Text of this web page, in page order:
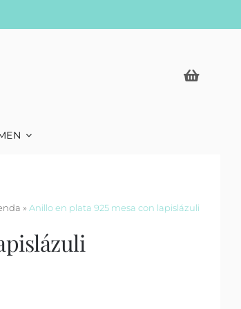
» Anillo en plata 925 mesa con lapislázuli